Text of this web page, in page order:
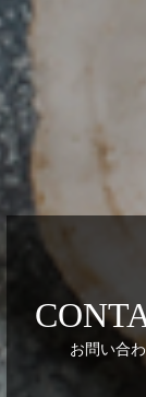
お問い合